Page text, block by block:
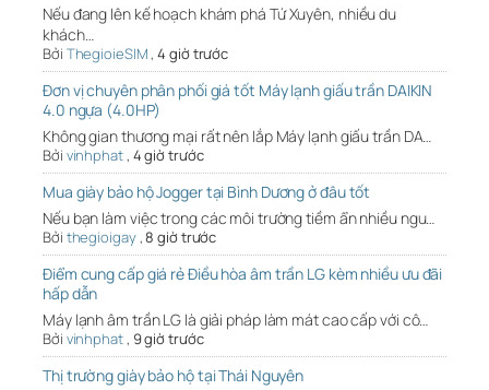
Nếu đang lên kế hoạch khám phá Tứ Xuyên, nhiều du
khách…
Bởi ThegioieSIM,4 giờ trước
Đơn vị chuyên phân phối giá tốt Máy lạnh giấu trần DAIKIN
4.0 ngựa (4.0HP)
Không gian thương mại rất nên lắp Máy lạnh giấu trần DA…
Bởi vinhphat, 4 giờ trước
Mua giày bảo hộ Jogger tại Bình Dương ở đâu tốt
Nếu bạn làm việc trong các môi trường tiềm ẩn nhiều ngu…
Bởi thegioigay,8 giờ trước
Điểm cung cấp giá rẻ Điều hòa âm trần LG kèm nhiều ưu đãi
hấp dẫn
Máy lạnh âm trần LG là giải pháp làm mát cao cấp với cô…
Bởi vinhphat, 9 giờ trước
Thị trường giày bảo hộ tại Thái Nguyên